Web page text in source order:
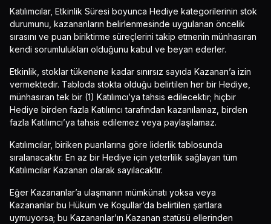
Katılımcılar, Etkinlik Süresi boyunca Hediye kategorilerinin stok
durumunu, kazananların belirlenmesinde uygulanan öncelik
sırasını ve puan biriktirme süreçlerini takip etmenin münhasıran
kendi sorumlulukları olduğunu kabul ve beyan ederler.
Etkinlik, stoklar tükenene kadar sınırsız sayıda Kazanan’a izin
vermektedir. Tabloda stokta olduğu belirtilen her bir Hediye,
münhasıran tek bir (1) Katılımcı’ya tahsis edilecektir; hiçbir
Hediye birden fazla Katılımcı tarafından kazanılamaz, birden
fazla Katılımcı’ya tahsis edilemez veya paylaşılamaz.
Katılımcılar, biriken puanlarına göre liderlik tablosunda
sıralanacaktır. En az bir Hediye için yeterlilik sağlayan tüm
Katılımcılar Kazanan olarak sayılacaktır.
Eğer Kazananlar’a ulaşmanın mümkünatı yoksa veya
Kazananlar bu Hüküm ve Koşullar’da belirtilen şartlara
uymuyorsa; bu Kazananlar’ın Kazanan statüsü ellerinden